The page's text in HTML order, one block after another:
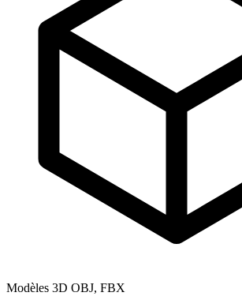
Modèles 3D OBJ, FBX